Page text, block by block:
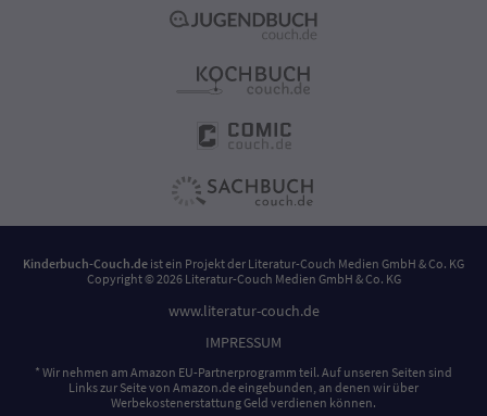
Kinderbuch-Couch.de ist ein Projekt der Literatur-Couch Medien GmbH & Co. KG
Copyright © 2026 Literatur-Couch Medien GmbH & Co. KG
www.literatur-couch.de
IMPRESSUM
* Wir nehmen am Amazon EU-Partnerprogramm teil. Auf unseren Seiten sind
Links zur Seite von Amazon.de eingebunden, an denen wir über
Werbekostenerstattung Geld verdienen können.